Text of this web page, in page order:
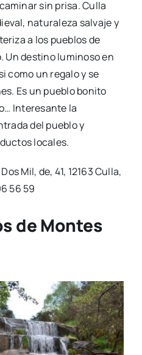
sin prisa. Culla
naturaleza salvaje y
a los pueblos de
Un destino luminoso en
como un regalo y se
Es un pueblo bonito
Interesante la
del pueblo y
locales.
Mil, de, 41, 12163 Culla,
56 59
de Montes